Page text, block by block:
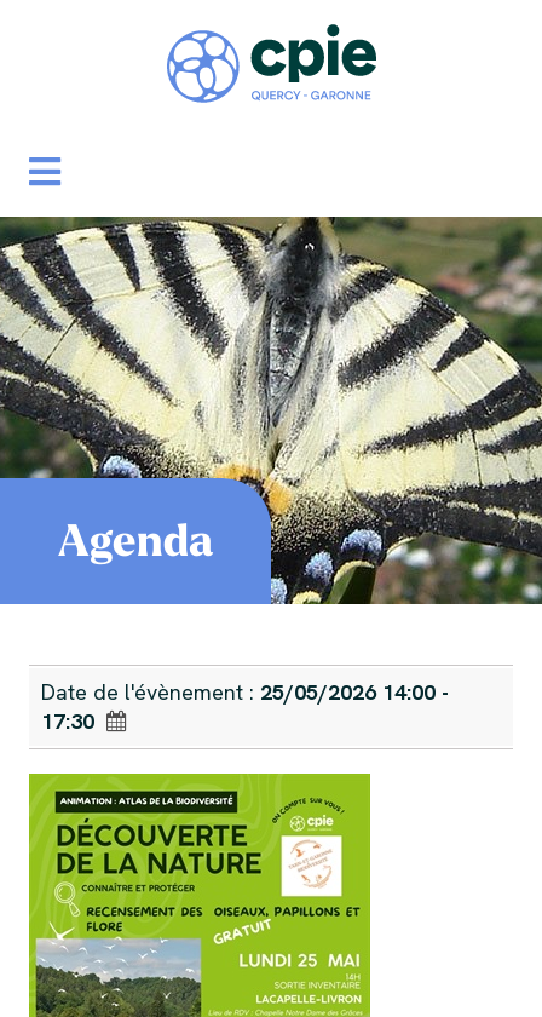
Agenda
Date de l'évènement : 25/05/2026 14:00 -
17:30